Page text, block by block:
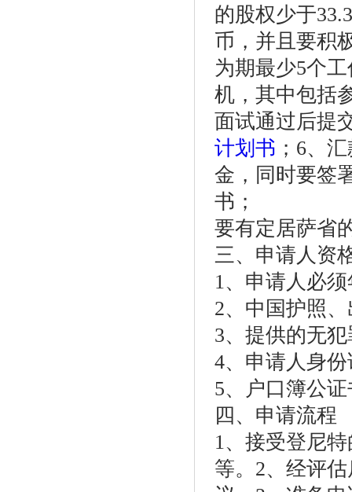
的股权少于
币，并且要积
为期最少5个
机，其中包括
面试通过后提
计划书 ；6、
金，同时要签
书；
要有定居萨省
三、申请人资
1、申请人必
2、中国护照
3、提供的无
4、申请人身
5、户口簿公
四、申请流程
1、接受登尼
等。2、经评